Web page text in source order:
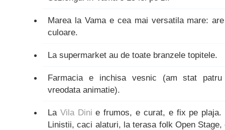
Marea la Vama e cea mai versatila mare:
culoare.
La supermarket au de toate branzele topitele.
Farmacia e inchisa vesnic (am stat
vreodata animatie).
La Vila Dini e frumos, e curat, e fix pe
Linistii, caci alaturi, la terasa folk Open